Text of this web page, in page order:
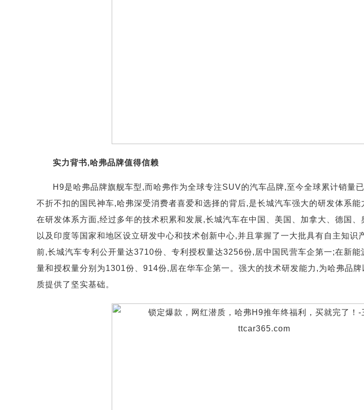
实力背书,哈弗品牌值得信赖
H9是哈弗品牌旗舰车型,而哈弗作为全球专注SUV的汽车品牌,至今全球累计销量
不折不扣的国民神车,哈弗深受消费者喜爱和选择的背后,是长城汽车强大的研发体系能
在研发体系方面,经过多年的技术积累和发展,长城汽车在中国、美国、加拿大、德国、
以及印度等国家和地区设立研发中心和技术创新中心,并且掌握了一大批具有自主知识
前,长城汽车专利公开量达3710份、专利授权量达3256份,居中国民营车企第一;在新能
量和授权量分别为1301份、914份,居在华车企第一。强大的技术研发能力,为哈弗品
质提供了坚实基础。